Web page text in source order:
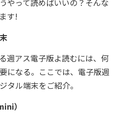
やって読めばいいの？そんな
す!
週アス電子版よ読むには、何
になる。ここでは、電子版週
タル端末をご紹介。
）